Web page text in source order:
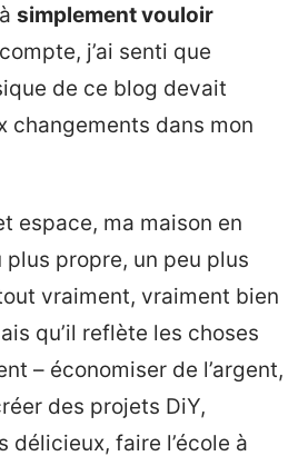
simplement vouloir
j’ai senti que
de ce blog devait
changements dans mon
espace, ma maison en
propre, un peu plus
vraiment, vraiment bien
qu’il reflète les choses
– économiser de l’argent,
des projets DiY,
délicieux, faire l’école à